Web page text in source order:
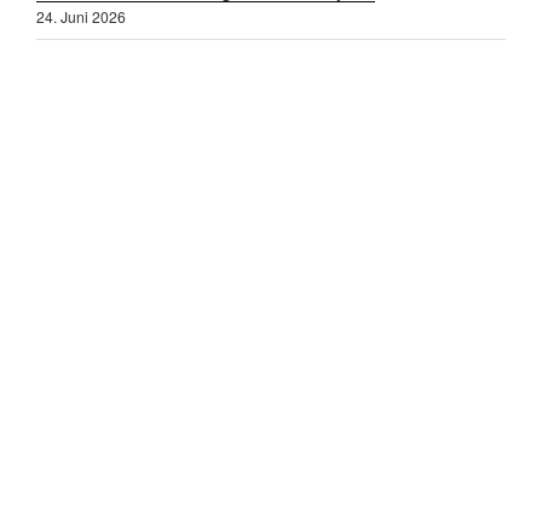
24. Juni 2026